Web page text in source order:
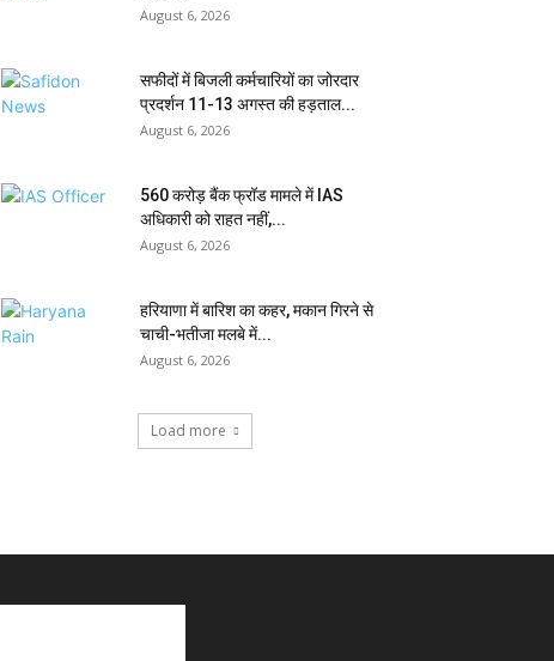
August 6, 2026
सफीदों में बिजली कर्मचारियों का जोरदार
प्रदर्शन 11-13 अगस्त की हड़ताल...
August 6, 2026
₹560 करोड़ बैंक फ्रॉड मामले में IAS
अधिकारी को राहत नहीं,...
August 6, 2026
हरियाणा में बारिश का कहर, मकान गिरने से
चाची-भतीजा मलबे में...
August 6, 2026
Load more